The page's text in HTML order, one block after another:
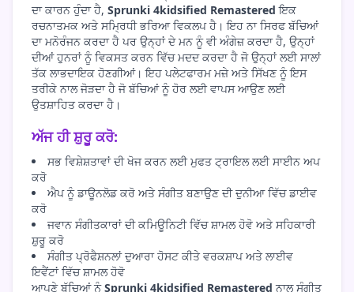
ਦਾ ਕਾਰਨ ਹੁੰਦਾ ਹੈ, Sprunki 4kidsified Remastered ਇਕ
ਰਚਨਾਤਮਕ ਅਤੇ ਸਮ੍ਰਿਧੀ ਭਰਿਆ ਵਿਕਲਪ ਹੈ। ਇਹ ਨਾ ਸਿਰਫ ਬੱਚਿਆਂ
ਦਾ ਮਨੋਰੰਜਨ ਕਰਦਾ ਹੈ ਪਰ ਉਨ੍ਹਾਂ ਦੇ ਮਨ ਨੂੰ ਵੀ ਅੰਗੇਜ਼ ਕਰਦਾ ਹੈ, ਉਨ੍ਹਾਂ
ਦੀਆਂ ਹੁਨਰਾਂ ਨੂੰ ਵਿਕਸਤ ਕਰਨ ਵਿੱਚ ਮਦਦ ਕਰਦਾ ਹੈ ਜੋ ਉਨ੍ਹਾਂ ਲਈ ਸਾਲਾਂ
ਤੱਕ ਲਾਭਦਾਇਕ ਹੋਣਗੀਆਂ। ਇਹ ਪਲੇਟਫਾਰਮ ਮਜ਼ੇ ਅਤੇ ਸਿੱਖਣ ਨੂੰ ਇਸ
ਤਰੀਕੇ ਨਾਲ ਜੋੜਦਾ ਹੈ ਜੋ ਬੱਚਿਆਂ ਨੂੰ ਹੋਰ ਲਈ ਵਾਪਸ ਆਉਣ ਲਈ
ਉਤਸ਼ਾਹਿਤ ਕਰਦਾ ਹੈ।
ਅੱਜ ਹੀ ਸ਼ੁਰੂ ਕਰੋ:
ਸਭ ਵਿਸ਼ੇਸ਼ਤਾਵਾਂ ਦੀ ਖੋਜ ਕਰਨ ਲਈ ਮੁਫਤ ਟ੍ਰਾਇਲ ਲਈ ਸਾਈਨ ਅਪ
ਕਰੋ
ਐਪ ਨੂੰ ਡਾਊਨਲੋਡ ਕਰੋ ਅਤੇ ਸੰਗੀਤ ਬਣਾਉਣ ਦੀ ਦੁਨੀਆ ਵਿੱਚ ਡਾਈਵ
ਕਰੋ
ਜਵਾਨ ਸੰਗੀਤਕਾਰਾਂ ਦੀ ਕਮਿਊਨਿਟੀ ਵਿੱਚ ਸ਼ਾਮਲ ਹੋਵੋ ਅਤੇ ਸਹਿਕਾਰੀ
ਸ਼ੁਰੂ ਕਰੋ
ਸੰਗੀਤ ਪ੍ਰੋਫੈਸ਼ਨਲਾਂ ਦੁਆਰਾ ਹੋਸਟ ਕੀਤੇ ਵਰਕਸ਼ਾਪ ਅਤੇ ਲਾਈਵ
ਇਵੈਂਟਾਂ ਵਿੱਚ ਸ਼ਾਮਲ ਹੋਵੋ
ਆਪਣੇ ਬੱਚਿਆਂ ਨੂੰSprunki 4kidsified Remastered ਨਾਲ ਸੰਗੀਤ